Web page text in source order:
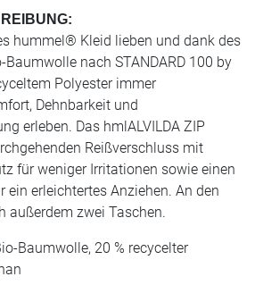
hummel® Kleid lieben und dank des
nach STANDARD 100 by
Polyester immer
Dehnbarkeit und
erleben. Das hmlALVILDA ZIP
Reißverschluss mit
für weniger Irritationen sowie einen
ein erleichtertes Anziehen. An den
außerdem zwei Taschen.
Baumwolle, 20 % recycelter